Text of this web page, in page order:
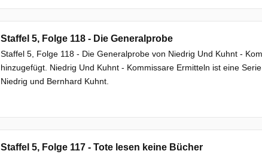
Staffel 5, Folge 118 - Die Generalprobe
Staffel 5, Folge 118 - Die Generalprobe von Niedrig Und Kuhnt -
hinzugefügt. Niedrig Und Kuhnt - Kommissare Ermitteln ist eine
Niedrig und Bernhard Kuhnt.
Staffel 5, Folge 117 - Tote lesen keine Bücher